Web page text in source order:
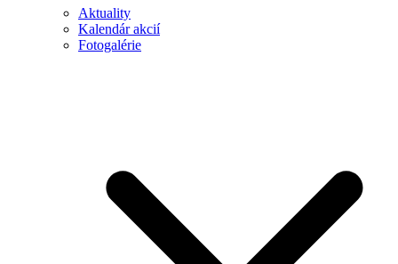
Aktuality
Kalendár akcií
Fotogalérie